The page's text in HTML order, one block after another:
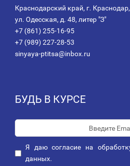
Краснодарский край, г. Краснодар,
ул. Одесская, д. 48, литер "З"
+7 (861) 255-16-95
+7 (989) 227-28-53
sinyaya-ptitsa@inbox.ru
БУДЬ В КУРСЕ
Я даюсогласие на
данных.